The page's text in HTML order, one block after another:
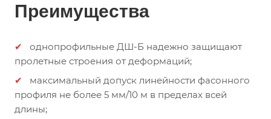
Преимущества
однопрофильные ДШ-Б надежно защищают
пролетные строения от деформаций;
максимальный допуск линейности фасонного
профиля не более 5 мм/10 м в пределах всей
длины;